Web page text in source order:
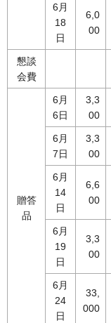
6月
18
日
6,0
00
懇談
会費
贈答
品
6月
6日
3,3
00
6月
7日
3,3
00
6月
14
日
6,6
00
6月
19
日
3,3
00
6月
24
日
33,
000